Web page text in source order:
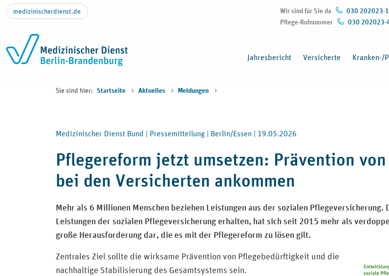
Zum Inhalt springen
medizinischerdienst.de Wir sind für Sie da
030 202023-
Pflege-Rufnummer
030 202023-
Jahresbericht
(Öffnet in neuem Fenster)
Versicherte Kranken-/
Sie sind hier: Startseite Aktuelles Meldungen
Medizinischer Dienst Bund | Pressemitteilung | Berlin/Essen | 19.05.2026
Pflegereform jetzt umsetzen: Prävention
bei den Versicherten ankommen
Mehr als 6 Millionen Menschen beziehen Leistungen aus der sozialen
Leistungen der sozialen Pflegeversicherung erhalten, hat sich seit 2015 mehr als
große Herausforderung dar, die es mit der Pflegereform zu lösen gilt.
Zentrales Ziel sollte die wirksame Prävention von Pflegebedürftigkeit und die
nachhaltige Stabilisierung des Gesamtsystems sein.